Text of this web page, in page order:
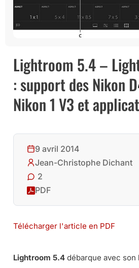
Lightroom 5.4 –
: support des Nikon
Nikon 1 V3 et
9 avril 2014
Jean-Christophe Dichant
2
PDF
Télécharger l'article en PDF
Lightroom 5.4 débarque avec son